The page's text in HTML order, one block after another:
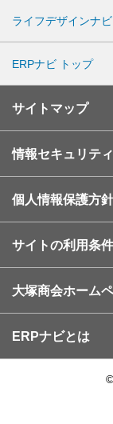
ライフデザインナ
ERPナビ トップ
サイトマップ
情報セキュリテ
個人情報保護方針
サイトの利用条件
大塚商会ホーム
ERPナビとは
©